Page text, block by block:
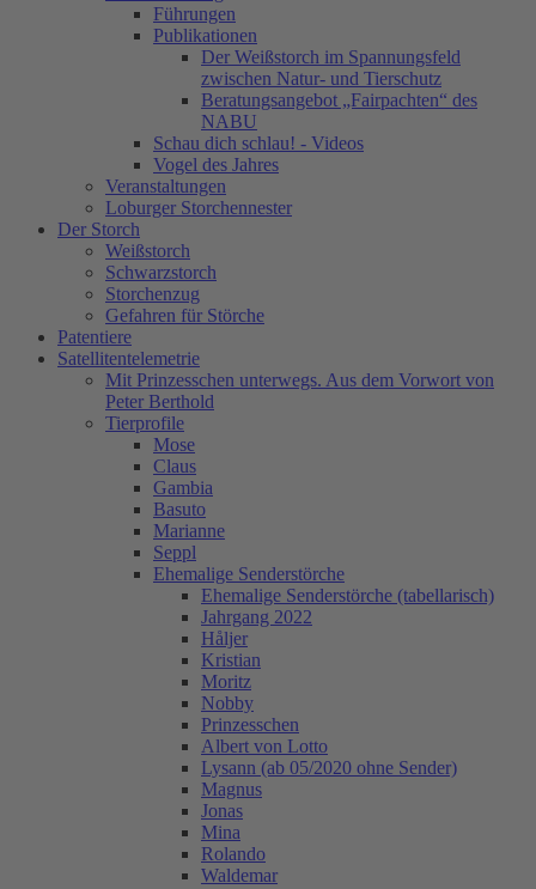
Führungen
Publikationen
Der Weißstorch im Spannungsfeld
zwischen Natur- und Tierschutz
Beratungsangebot „Fairpachten“ des
NABU
Schau dich schlau! - Videos
Vogel des Jahres
Veranstaltungen
Loburger Storchennester
Der Storch
Weißstorch
Schwarzstorch
Storchenzug
Gefahren für Störche
Patentiere
Satellitentelemetrie
Mit Prinzesschen unterwegs. Aus dem Vorwort von
Peter Berthold
Tierprofile
Mose
Claus
Gambia
Basuto
Marianne
Seppl
Ehemalige Senderstörche
Ehemalige Senderstörche (tabellarisch)
Jahrgang 2022
Håljer
Kristian
Moritz
Nobby
Prinzesschen
Albert von Lotto
Lysann (ab 05/2020 ohne Sender)
Magnus
Jonas
Mina
Rolando
Waldemar